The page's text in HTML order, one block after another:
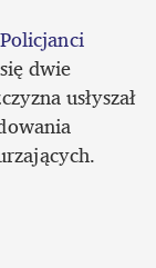
Policjanci
dwie
usłyszał